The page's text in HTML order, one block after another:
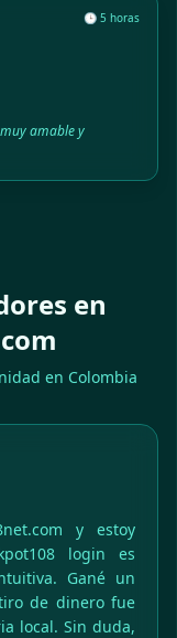
🕒 5 horas
amable y
en
en Colombia
y estoy
login es
Gané un
de dinero fue
local. Sin duda,